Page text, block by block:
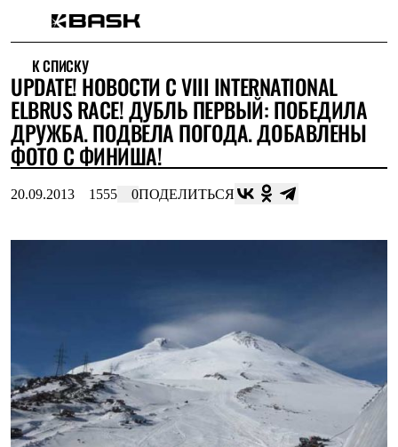
Интернет-магазин
Мужская одежда
Утепленная пухом
Куртки
Брюки
Жилеты
Комбинезоны
Куртки
Брюки
Жилеты
Термобелье
Теплое термобелье
Среднее термобелье
К СПИСКУ
UPDATE! НОВОСТИ С VIII INTERNATIONAL
ELBRUS RACE! ДУБЛЬ ПЕРВЫЙ: ПОБЕДИЛА
ДРУЖБА. ПОДВЕЛА ПОГОДА. ДОБАВЛЕНЫ
ФОТО С ФИНИША!
20.09.2013 1555 0ПОДЕЛИТЬСЯ